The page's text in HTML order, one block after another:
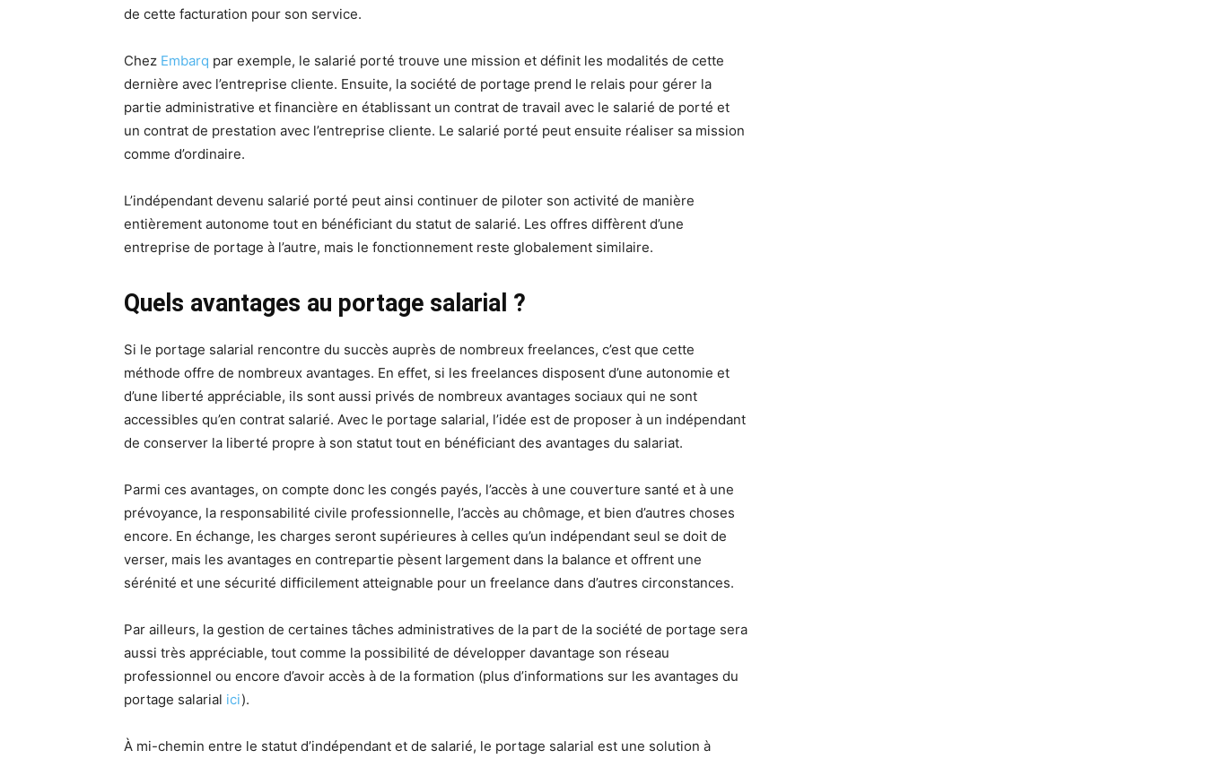
de cette facturation pour son service.
Chez Embarq par exemple, le salarié porté trouve une mission et définit les modalités de cette
dernière avec l’entreprise cliente. Ensuite, la société de portage prend le relais pour gérer la
partie administrative et financière en établissant un contrat de travail avec le salarié de porté et
un contrat de prestation avec l’entreprise cliente. Le salarié porté peut ensuite réaliser sa mission
comme d’ordinaire.
L’indépendant devenu salarié porté peut ainsi continuer de piloter son activité de manière
entièrement autonome tout en bénéficiant du statut de salarié. Les offres diffèrent d’une
entreprise de portage à l’autre, mais le fonctionnement reste globalement similaire.
Quels avantages au portage salarial ?
Si le portage salarial rencontre du succès auprès de nombreux freelances, c’est que cette
méthode offre de nombreux avantages. En effet, si les freelances disposent d’une autonomie et
d’une liberté appréciable, ils sont aussi privés de nombreux avantages sociaux qui ne sont
accessibles qu’en contrat salarié. Avec le portage salarial, l’idée est de proposer à un indépendant
de conserver la liberté propre à son statut tout en bénéficiant des avantages du salariat.
Parmi ces avantages, on compte donc les congés payés, l’accès à une couverture santé et à une
prévoyance, la responsabilité civile professionnelle, l’accès au chômage, et bien d’autres choses
encore. En échange, les charges seront supérieures à celles qu’un indépendant seul se doit de
verser, mais les avantages en contrepartie pèsent largement dans la balance et offrent une
sérénité et une sécurité difficilement atteignable pour un freelance dans d’autres circonstances.
Par ailleurs, la gestion de certaines tâches administratives de la part de la société de portage sera
aussi très appréciable, tout comme la possibilité de développer davantage son réseau
professionnel ou encore d’avoir accès à de la formation (plus d’informations sur les avantages du
portage salarial ici).
À mi-chemin entre le statut d’indépendant et de salarié, le portage salarial est une solution à